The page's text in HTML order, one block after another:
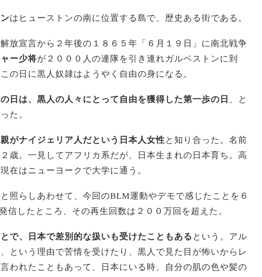
はヒューストンの南に位置する島で、歴史ある街である。
放宣言から２年後の１８６５年「６月１９日」に南北戦争
ー少将が２０００人の連隊を引き連れガルベストンに到
の日に黒人奴隷はようやく自由の身になる。
日は、黒人の人々にとって自由を獲得した第一歩の日 、と
た。
がナイジェリア人だという日本人女性 と知り合った。名前
歳。一見してアフリカ系だが、日本生まれの日本育ち。高
在はニューヨークで大学に通う。
照らしあわせて、今回のBLM運動やデモで感じたことを６
信したところ、その再生回数は２００万回を超えた。
で、日本で差別的な扱いも受けたこともある という。アル
という理由で苦情を受けたり、黒人で見た目が怖いからレ
われたこともあって、日本にいる時、自分の肌の色や髪の